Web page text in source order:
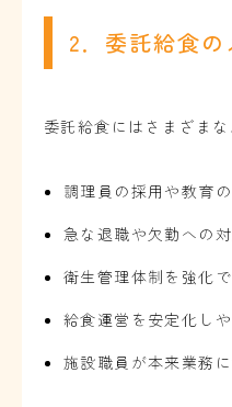
2．委託給食の
委託給食にはさまざまな
調理員の採用や教育
急な退職や欠勤への
衛生管理体制を強化で
給食運営を安定化し
施設職員が本来業務